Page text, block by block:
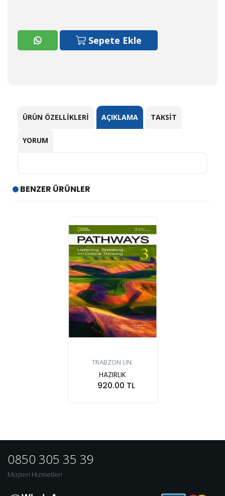
Sepete Ekle
ÜRÜN ÖZELLIKLERI AÇIKLAMA TAKSIT
YORUM
BENZER ÜRÜNLER
TRABZON UN.
HAZIRLIK
920.00 TL
0850 305 35 39
Müşteri Hizmetleri